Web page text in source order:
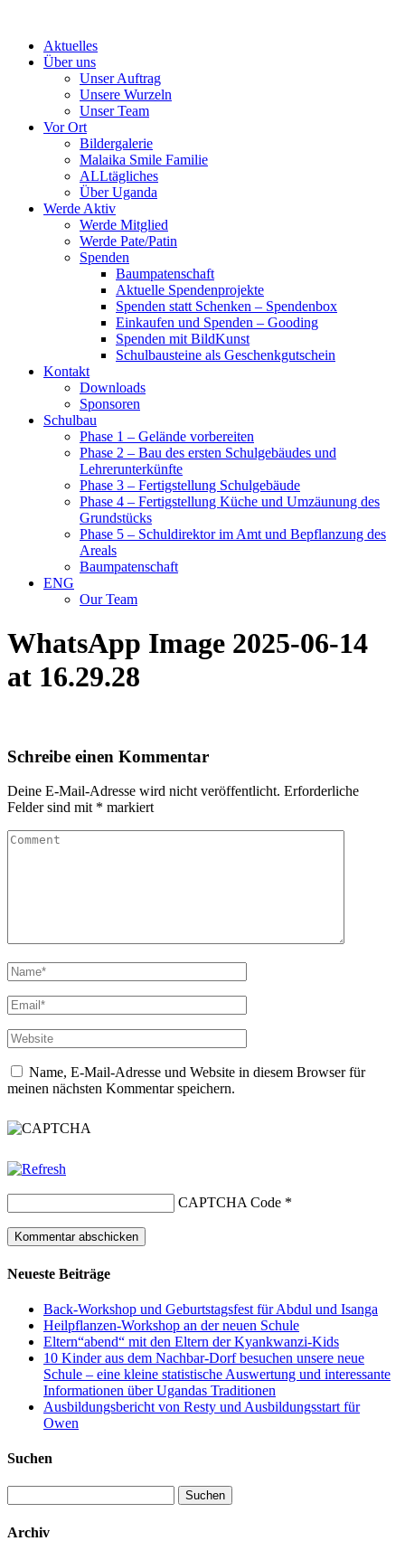
contentAktuelles
Über uns
Unser Auftrag
Unsere Wurzeln
Unser Team
Vor Ort
Bildergalerie
Malaika Smile Familie
ALLtägliches
Über Uganda
Werde Aktiv
Werde Mitglied
Werde Pate/Patin
Spenden
Baumpatenschaft
Aktuelle Spendenprojekte
Spenden statt Schenken – Spendenbox
Einkaufen und Spenden – Gooding
Spenden mit BildKunst
Schulbausteine als Geschenkgutschein
Kontakt
Downloads
Sponsoren
Schulbau
Phase 1 – Gelände vorbereiten
Phase 2 – Bau des ersten Schulgebäudes und
Lehrerunterkünfte
Phase 3 – Fertigstellung Schulgebäude
Phase 4 – Fertigstellung Küche und Umzäunung des
Grundstücks
Phase 5 – Schuldirektor im Amt und Bepflanzung des
Areals
Baumpatenschaft
ENG
Our Team
WhatsApp Image 2025-06-14
at 16.29.28
Schreibe einen Kommentar
Deine E-Mail-Adresse wird nicht veröffentlicht. Erforderliche
Felder sind mit * markiert
Name, E-Mail-Adresse und Website in diesem Browser für
meinen nächsten Kommentar speichern.
CAPTCHA Code *
Neueste Beiträge
Back-Workshop und Geburtstagsfest für Abdul und Isanga
Heilpflanzen-Workshop an der neuen Schule
Eltern“abend“ mit den Eltern der Kyankwanzi-Kids
10 Kinder aus dem Nachbar-Dorf besuchen unsere neue
Schule – eine kleine statistische Auswertung und interessante
Informationen über Ugandas Traditionen
Ausbildungsbericht von Resty und Ausbildungsstart für
Owen
Suchen
nach:
Archiv